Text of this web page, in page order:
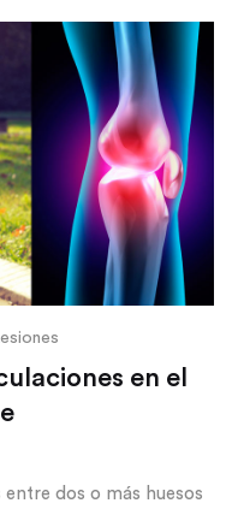
en el
entre dos o más huesos